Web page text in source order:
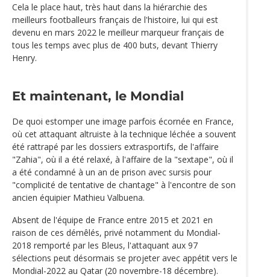
Cela le place haut, très haut dans la hiérarchie des
meilleurs footballeurs français de l'histoire, lui qui est
devenu en mars 2022 le meilleur marqueur français de
tous les temps avec plus de 400 buts, devant Thierry
Henry.
Et maintenant, le Mondial
De quoi estomper une image parfois écornée en France,
où cet attaquant altruiste à la technique léchée a souvent
été rattrapé par les dossiers extrasportifs, de l'affaire
"Zahia", où il a été relaxé, à l'affaire de la "sextape", où il
a été condamné à un an de prison avec sursis pour
"complicité de tentative de chantage" à l'encontre de son
ancien équipier Mathieu Valbuena.
Absent de l'équipe de France entre 2015 et 2021 en
raison de ces démêlés, privé notamment du Mondial-
2018 remporté par les Bleus, l'attaquant aux 97
sélections peut désormais se projeter avec appétit vers le
Mondial-2022 au Qatar (20 novembre-18 décembre).